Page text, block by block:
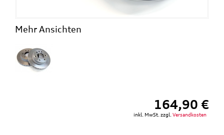
Mehr Ansichten
164,90 €
inkl. MwSt. zzgl. Versandkosten